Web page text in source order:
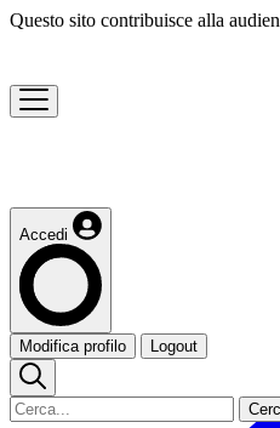
Questo sito contribuisce alla
Accedi
Modifica profilo Logout